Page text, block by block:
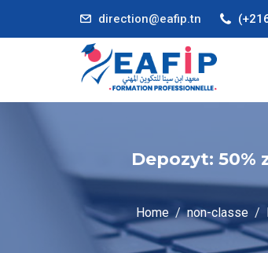
direction@eafip.tn
Depozyt: 50%
Home non-classe